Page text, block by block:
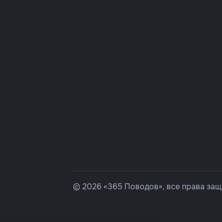
© 2026 «365 Поводов», все права